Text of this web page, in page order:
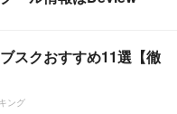
スクおすすめ11選【徹
ング